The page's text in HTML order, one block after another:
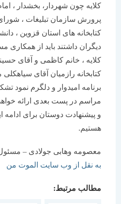
کلایه چون شهردار، بخشدار ، امام
پرورش سازمان تبلیغات ، شورای شهر
کتابخانه های استان قزوین ، دانشگاه
دیگران داشتند باید از همکاری
کلایه ، خانم کاظمی و آقای حسینی
کتابخانه رازمیان آقای سیاهکلی مرادی
برنامه امیدوار و دلگرم نمود تشکر
مراسم در پست بعدی ارائه خواهد شد.
و پیشنهادت دوستان برای ادامه این
هستیم.
معصومه وهابی جولادی – مسئول تور
به نقل از وب سایت الموت من
مطالب مرتبط: